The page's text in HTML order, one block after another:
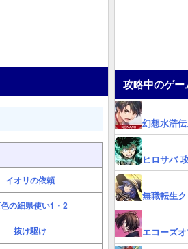
イオリの依頼
の細県使い1・2
抜け駆け
攻略中のゲー
幻想水滸
ヒロサバ
無職転生
エコーズ